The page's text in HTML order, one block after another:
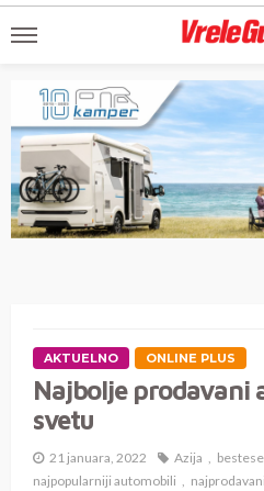
AKTUELNO ONLINE PLUS
Najbolje prodavani
svetu
21 januara, 2022 Azija
najpopularniji automobili